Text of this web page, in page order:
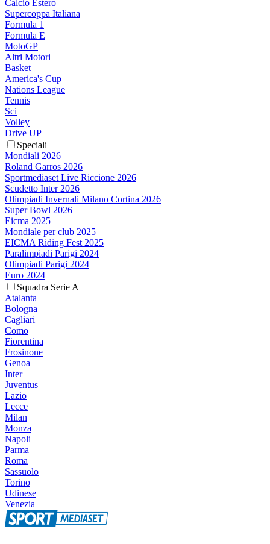
Calcio Estero
Supercoppa Italiana
Formula 1
Formula E
MotoGP
Altri Motori
Basket
America's Cup
Nations League
Tennis
Sci
Volley
Drive UP
Speciali
Mondiali 2026
Roland Garros 2026
Sportmediaset Live Riccione 2026
Scudetto Inter 2026
Olimpiadi Invernali Milano Cortina 2026
Super Bowl 2026
Eicma 2025
Mondiale per club 2025
EICMA Riding Fest 2025
Paralimpiadi Parigi 2024
Olimpiadi Parigi 2024
Euro 2024
Squadra Serie A
Atalanta
Bologna
Cagliari
Como
Fiorentina
Frosinone
Genoa
Inter
Juventus
Lazio
Lecce
Milan
Monza
Napoli
Parma
Roma
Sassuolo
Torino
Udinese
Venezia